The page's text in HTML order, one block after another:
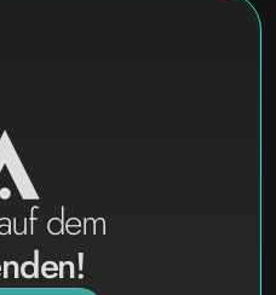
dem